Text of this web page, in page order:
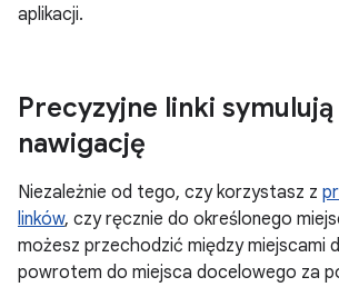
aplikacji.
Precyzyjne linki
nawigację
Niezależnie od tego, czy korzystasz z
linków, czy ręcznie do określonego
możesz przechodzić między miejscami
powrotem do miejsca docelowego za